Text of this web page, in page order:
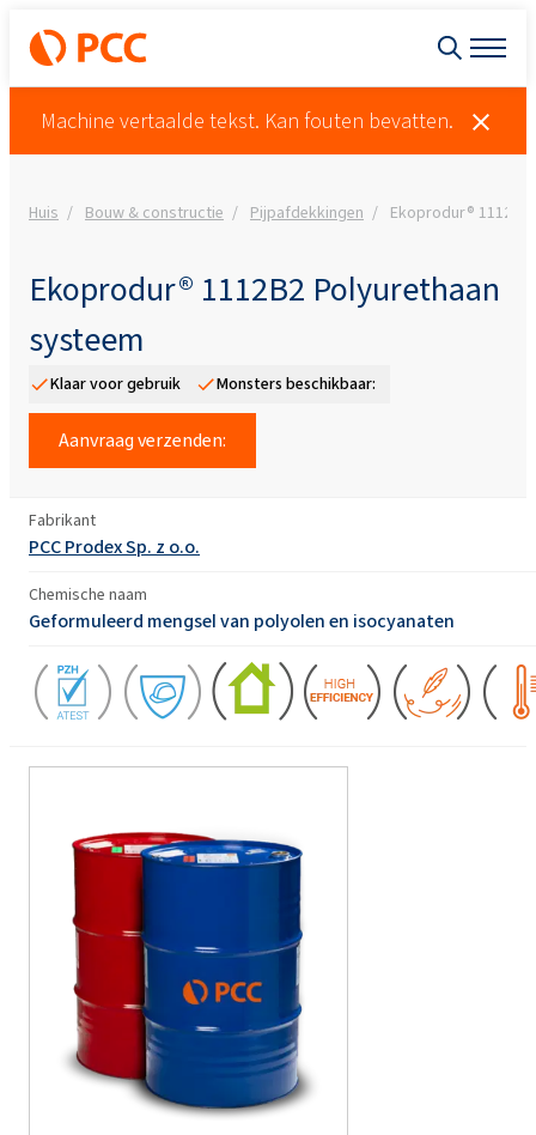
Machine vertaalde tekst. Kan fouten bevatten.
Huis Bouw & constructie Pijpafdekkingen Ekoprodur®
Ekoprodur® 1112B2 Polyurethaan
systeem
Klaar voor gebruik Monsters beschikbaar:
Aanvraag verzenden:
Fabrikant
PCC Prodex Sp. z o.o.
Chemische naam
Geformuleerd mengsel van polyolen en isocyanaten